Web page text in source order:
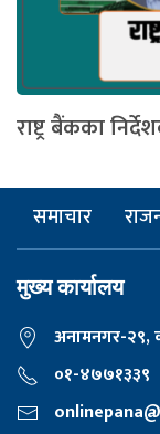
राष्ट्र बैंकका
समाचार
मुख्य कार्यालय
अनामनगर-२९,
०१-४७७१३३९